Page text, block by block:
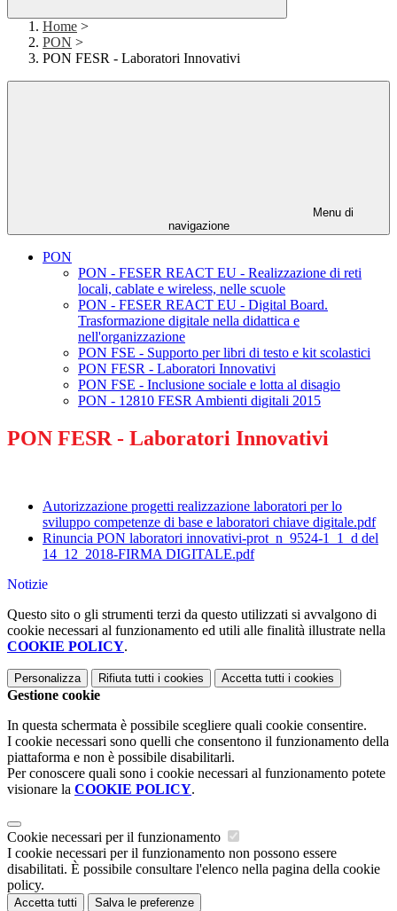
Home >
PON >
PON FESR - Laboratori Innovativi
Menu di
navigazione
PON
PON - FESER REACT EU - Realizzazione di reti
locali, cablate e wireless, nelle scuole
PON - FESER REACT EU - Digital Board.
Trasformazione digitale nella didattica e
nell'organizzazione
PON FSE - Supporto per libri di testo e kit scolastici
PON FESR - Laboratori Innovativi
PON FSE - Inclusione sociale e lotta al disagio
PON - 12810 FESR Ambienti digitali 2015
PON FESR - Laboratori Innovativi
Autorizzazione progetti realizzazione laboratori per lo
sviluppo competenze di base e laboratori chiave digitale.pdf
Rinuncia PON laboratori innovativi-prot_n_9524-1_1_d del
14_12_2018-FIRMA DIGITALE.pdf
Notizie
Questo sito o gli strumenti terzi da questo utilizzati si avvalgono di
cookie necessari al funzionamento ed utili alle finalità illustrate nella
COOKIE POLICY.
Personalizza Rifiuta tutti i cookies Accetta tutti i cookies
Gestione cookie
In questa schermata è possibile scegliere quali cookie consentire.
I cookie necessari sono quelli che consentono il funzionamento della
piattaforma e non è possibile disabilitarli.
Per conoscere quali sono i cookie necessari al funzionamento potete
visionare la COOKIE POLICY.
Cookie necessari per il funzionamento
I cookie necessari per il funzionamento non possono essere
disabilitati. È possibile consultare l'elenco nella pagina della cookie
policy.
Accetta tutti Salva le preferenze